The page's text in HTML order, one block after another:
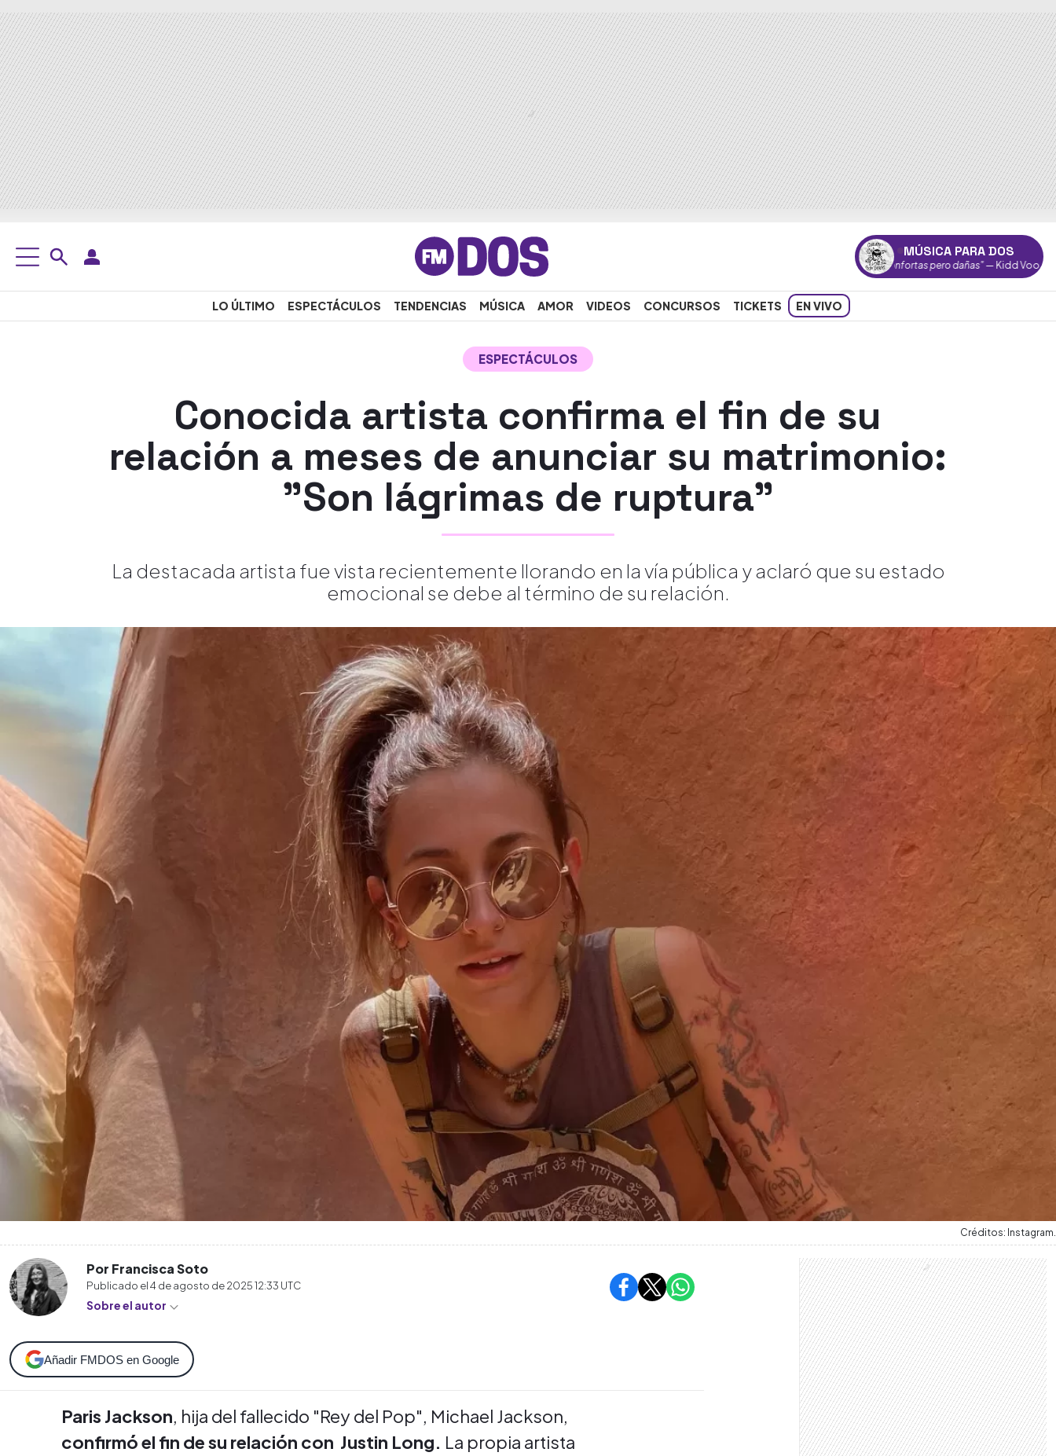
MÚSICA PARA DOS
"Confortas pero dañas"— Kidd
LO ÚLTIMO ESPECTÁCULOS TENDENCIAS MÚSICA AMOR VIDEOS CONCURSOS TICKETS EN VIVO
ESPECTÁCULOS
Conocida artista confirma el fin de su
relación a meses de anunciar su matrimonio:
"Son lágrimas de ruptura"
La destacada artista fue vista recientemente llorando en la vía pública y aclaró que su estado
emocional se debe al término de su relación.
Créditos: Instagram.
Por Francisca Soto
Publicado el4 de agosto de 2025 12:33 UTC
Sobre el autor
Añadir FMDOS en Google
Paris Jackson, hija del fallecido "Rey del Pop", Michael Jackson,
confirmó el fin de su relación con Justin Long. La propia artista